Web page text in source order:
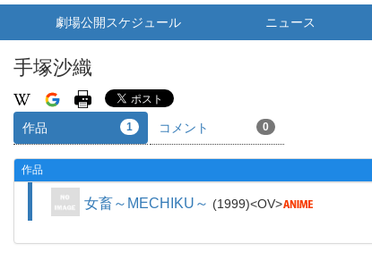
劇場公開スケジュール ニュース
手塚沙織
作品 1 コメント 0
作品
女畜～MECHIKU～ 1999 OV